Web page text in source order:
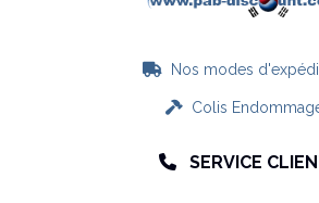
 Nos modes
Colis
 SERVICE